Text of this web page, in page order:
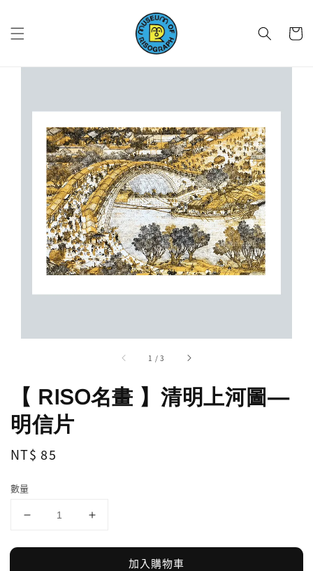
1 /3
【 RISO名畫 】清明上河圖—
明信片
Regular
NT$ 85
數量
加入購物車